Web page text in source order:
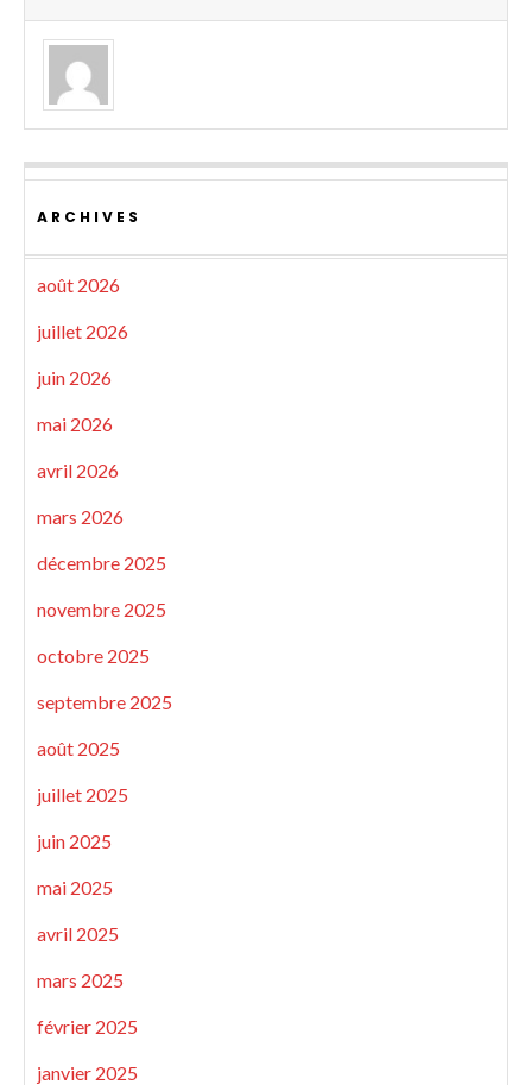
ARCHIVES
août 2026
juillet 2026
juin 2026
mai 2026
avril 2026
mars 2026
décembre 2025
novembre 2025
octobre 2025
septembre 2025
août 2025
juillet 2025
juin 2025
mai 2025
avril 2025
mars 2025
février 2025
janvier 2025